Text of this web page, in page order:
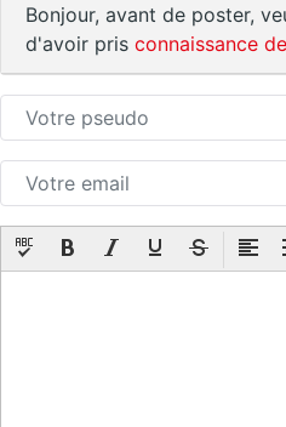
Bonjour, avant de poster,
d'avoir pris connaissance